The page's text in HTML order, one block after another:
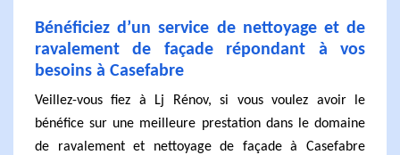
Bénéficiez d’un service de nettoyage et de
ravalement de façade répondant à vos
besoins à Casefabre
Veillez-vous fiez à Lj Rénov, si vous voulez avoir le
bénéfice sur une meilleure prestation dans le domaine
de ravalement et nettoyage de façade à Casefabre